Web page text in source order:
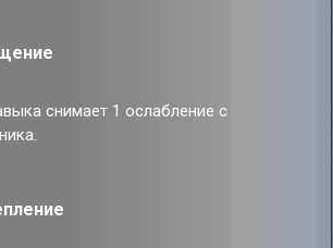
снимает 1 ослабление с